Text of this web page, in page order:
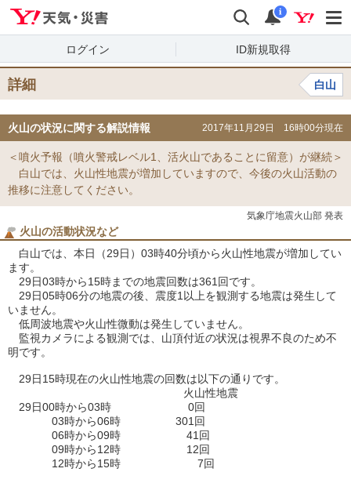
検索 通知
i
ログイン ID新規取得
詳細 白山
火山の状況に関する解説情報 2017年11月29日 16時00分現在
＜噴火予報（噴火警戒レベル1、活火山であることに留意）が継続＞
白山では、火山性地震が増加していますので、今後の火山活動の
推移に注意してください。
気象庁地震火山部 発表
火山の活動状況など
白山では、本日（29日）03時40分頃から火山性地震が増加してい
ます。
29日03時から15時までの地震回数は361回です。
29日05時06分の地震の後、震度1以上を観測する地震は発生して
いません。
低周波地震や火山性微動は発生していません。
監視カメラによる観測では、山頂付近の状況は視界不良のため不
明です。
29日15時現在の火山性地震の回数は以下の通りです。
火山性地震
29日00時から03時 0回
03時から06時 301回
06時から09時 41回
09時から12時 12回
12時から15時 7回